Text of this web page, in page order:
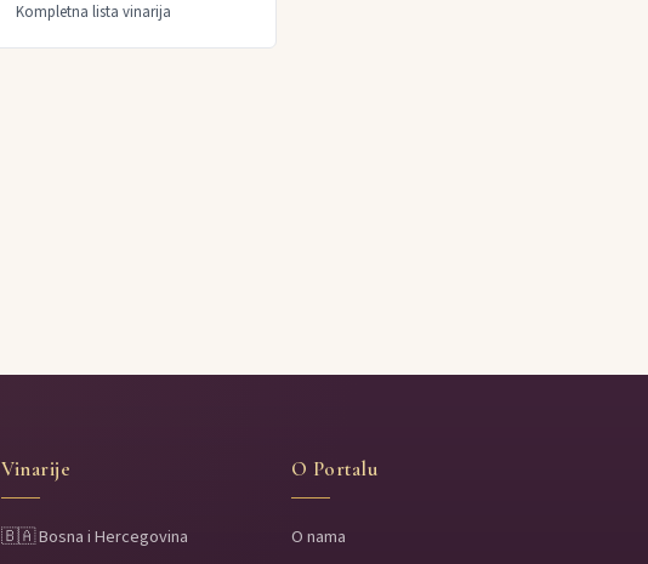
Kompletna lista vinarija
Vinarije
🇧🇦 Bosna i Hercegovina
O Portalu
O nama